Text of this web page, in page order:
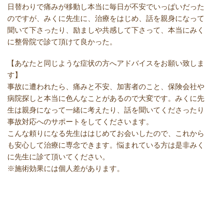
日替わりで痛みが移動し本当に毎日が不安でいっぱいだった
のですが、みくに先生に、治療をはじめ、話を親身になって
聞いて下さったり、励ましや共感して下さって、本当にみく
に整骨院で診て頂けて良かった。
【あなたと同じような症状の方へアドバイスをお願い致しま
す】
事故に遭われたら、痛みと不安、加害者のこと、保険会社や
病院探しと本当に色んなことがあるので大変です。みくに先
生は親身になって一緒に考えたり、話を聞いてくださったり
事故対応へのサポートをしてくださいます。
こんな頼りになる先生ははじめてお会いしたので、これから
も安心して治療に専念できます。悩まれている方は是非みく
に先生に診て頂いてください。
※施術効果には個人差があります。